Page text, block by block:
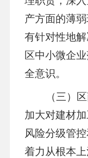
产方面的薄
有针对性地
区中小微企业
全意识。
（三） 区
加大对建材
风险分级管
着力从根本